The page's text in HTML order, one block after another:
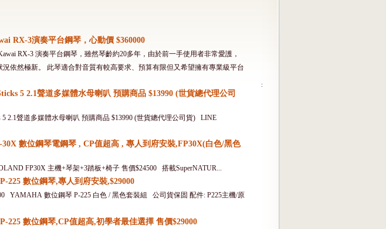
RX-3演奏平台鋼琴，心動價 $360000
RX-3 演奏平台鋼琴，雖然琴齡約20多年，由於前一手使用者非常愛護，
依然極新。 此琴適合對音質有較高要求、預算有限但又希望擁有專業級平台
5 2.1聲道多媒體水母喇叭 預購商品 $13990 (世貨總代理公司
5 2.1聲道多媒體水母喇叭 預購商品 $13990 (世貨總代理公司貨) LINE
30X 數位鋼琴電鋼琴 , CP值超高 , 專人到府安裝,FP30X(白色/黑色
FP30X 主機+琴架+3踏板+椅子 售價$24500 搭載SuperNATUR...
225 數位鋼琴,專人到府安裝,$29000
YAMAHA 數位鋼琴 P-225 白色 / 黑色套裝組 公司貨保固 配件: P225主機/原
225 數位鋼琴,CP值超高,初學者最佳選擇 售價$29000